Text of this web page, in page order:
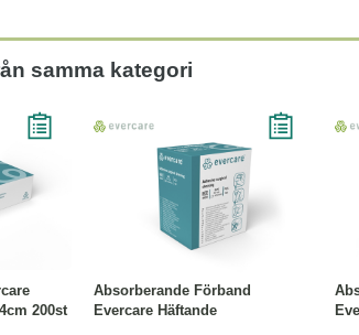
samma kategori
200st
Absorberande Förband
Evercare Häftande
Läs mer